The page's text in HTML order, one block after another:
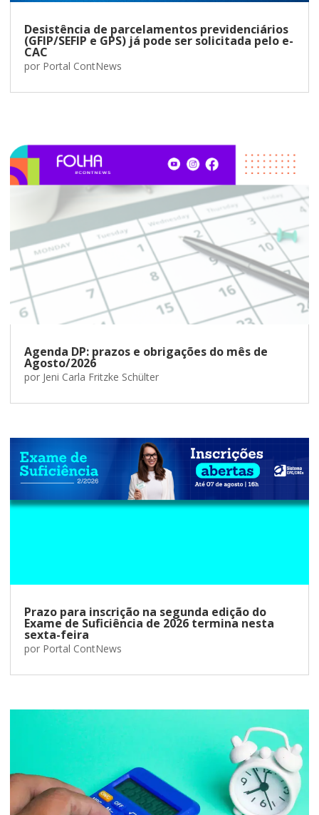
Desistência de parcelamentos previdenciários
(GFIP/SEFIP e GPS) já pode ser solicitada pelo e-
CAC
por Portal ContNews
Agenda DP: prazos e obrigações do mês de
Agosto/2026
por Jeni Carla Fritzke Schülter
Prazo para inscrição na segunda edição do
Exame de Suficiência de 2026 termina nesta
sexta-feira
por Portal ContNews